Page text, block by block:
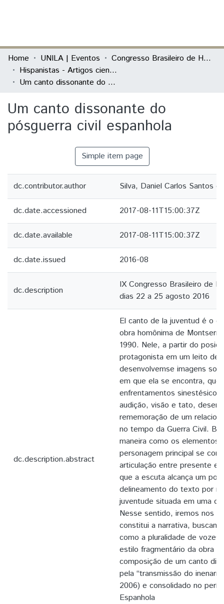
Communities & Collections
All of DSpace
Home UNILA | Eventos
Congresso Brasileiro de Hispanistas
Hispanistas - Artigos científicos
Um canto dissonante do pósguerra civil espanhola
Um canto dissonante do
pósguerra civil espanhola
Simple item page
dc.contributor.author Silva, Daniel Carlos Santos da
dc.date.accessioned 2017-08-11T15:00:37Z
dc.date.available 2017-08-11T15:00:37Z
dc.date.issued 2016-08
dc.description
IX Congresso Brasileiro de
dias 22 a 25 agosto 2016
dc.description.abstract
El canto de la juventud é o
obra homônima de
1990. Nele, a partir do
protagonista em um leito de
desenvolvemse imagens
em que ela se encontra, que
enfrentamentos
audição, visão e tato,
rememoração de um
no tempo da Guerra Civil.
maneira como os elementos
personagem principal se
articulação entre presente e
que a escuta alcança um
delineamento do texto por
juventude situada em uma
Nesse sentido, iremos nos
constitui a narrativa,
como a pluralidade de vozes
estilo fragmentário da obra –
composição de um canto
pela “transmissão do
2006) e consolidado no
Espanhola